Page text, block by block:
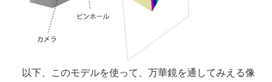
以下、このモデルを使って、万華鏡を通してみえる像